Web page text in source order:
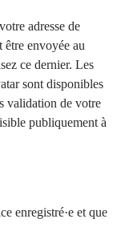
adresse de
être envoyée au
ce dernier. Les
sont disponibles
validation de votre
publiquement à
enregistré·e et que